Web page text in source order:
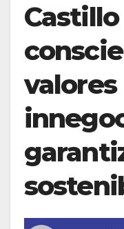
valores